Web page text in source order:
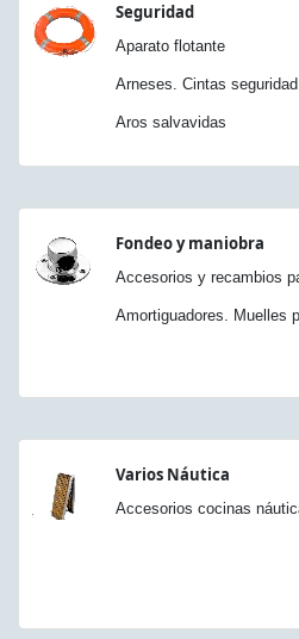
Seguridad
Aparato flotante
Arneses. Cintas
Aros salvavidas
Fondeo y maniobra
Accesorios y recambios
Amortiguadores. Muelles
Varios Náutica
Accesorios cocinas